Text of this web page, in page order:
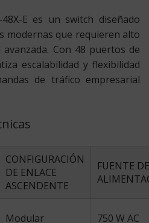
E es un switch diseñado
modernas que requieren alto
Con 48 puertos de
escalabilidad y flexibilidad
de tráfico empresarial
CONFIGURACIÓN
DE ENLACE
ASCENDENTE
FUENTE DE
Modular 750 W AC